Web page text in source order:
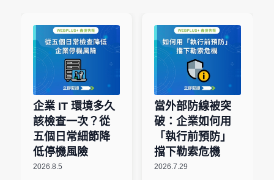
企業 IT 環境多久
該檢查一次？從
五個日常細節降
低停機風險
2026.8.5
當外部防線被突
破：企業如何用
「執行前預防」
擋下勒索危機
2026.7.29